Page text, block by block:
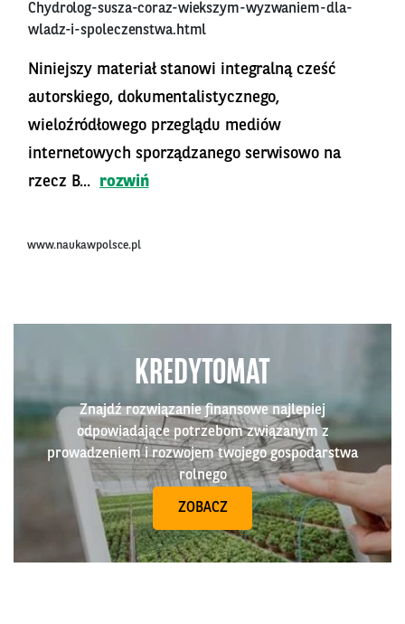
Chydrolog-susza-coraz-wiekszym-wyzwaniem-dla-
wladz-i-spoleczenstwa.html
Niniejszy materiał stanowi integralną cześć
autorskiego, dokumentalistycznego,
wieloźródłowego przeglądu mediów
internetowych sporządzanego serwisowo na
rzecz B...
rozwiń
www.naukawpolsce.pl
KREDYTOMAT
Znajdź rozwiązanie finansowe najlepiej
odpowiadające potrzebom związanym z
prowadzeniem i rozwojem twojego gospodarstwa
rolnego
ZOBACZ